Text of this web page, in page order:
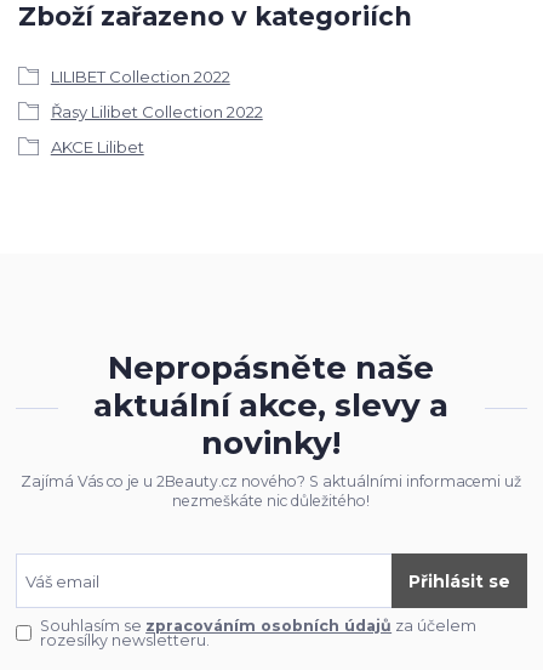
Zboží zařazeno v kategoriích
LILIBET Collection 2022
Řasy Lilibet Collection 2022
AKCE Lilibet
Nepropásněte naše
aktuální akce, slevy a
novinky!
Zajímá Vás co je u 2Beauty.cz nového? S aktuálními informacemi už
nezmeškáte nic důležitého!
Přihlásit se
Souhlasím se zpracováním osobních údajů za účelem
rozesílky newsletteru.